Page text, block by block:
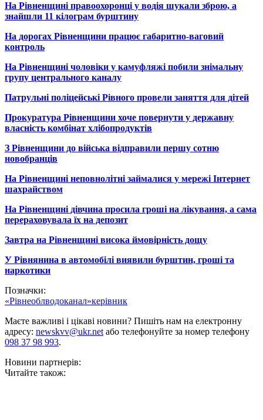
На Рівненщині правоохоронці у водія шукали зброю, а
знайшли 11 кілограм бурштину
На дорогах Рівненщини працює габаритно-ваговий
контроль
На Рівненщині чоловіки у камуфляжі побили знімальну
групу центрального каналу
Патрульні поліцейські Рівного провели заняття для дітей
Прокуратура Рівненщини хоче повернути у державну
власність комбінат хлібопродуктів
З Рівненщини до війська відправили першу сотню
новобранців
На Рівненщині неповнолітні займалися у мережі Інтернет
шахрайством
На Рівненщині дівчина просила гроші на лікування, а сама
перераховувала їх на депозит
Завтра на Рівненщині висока ймовірність дощу
У Рівнянина в автомобілі виявили бурштин, гроші та
наркотики
Позначки:
«Рівнеоблводоканал»керівник
Маєте важливі і цікаві новини? Пишіть нам на електронну
адресу: newskvv@ukr.netабо телефонуйте за номер телефону
098 37 98 993.
Новини партнерів:
Читайте також: